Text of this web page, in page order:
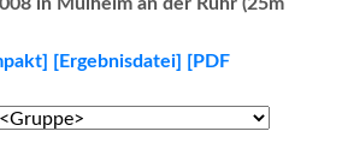
[Ergebnisdatei]
[PDF